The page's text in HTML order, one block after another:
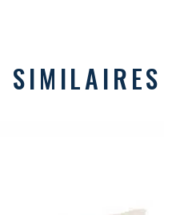
SIMILAIRES